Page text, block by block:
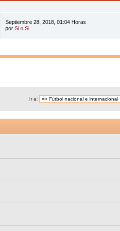
Septiembre 28, 2018, 01:04 Horas
porSi o Si
Ir a: